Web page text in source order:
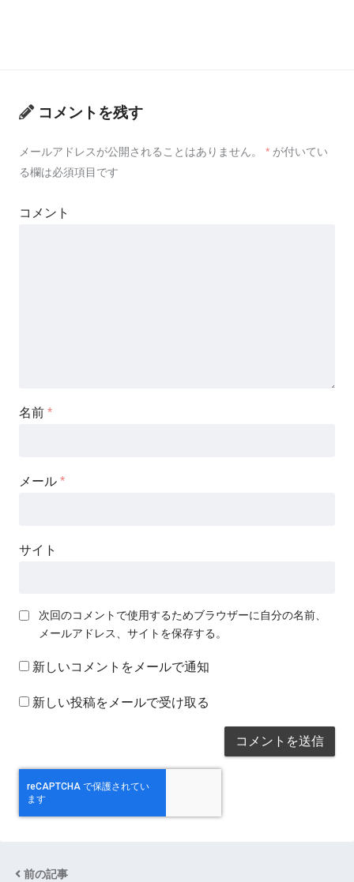
コメントを残す
メールアドレスが公開されることはありません。 * が付いてい
る欄は必須項目です
コメント
名前 *
メール *
サイト
次回のコメントで使用するためブラウザーに自分の名前、
メールアドレス、サイトを保存する。
新しいコメントをメールで通知
新しい投稿をメールで受け取る
前の記事